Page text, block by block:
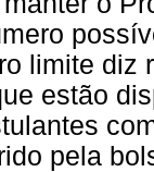
limite diz
estão
pela